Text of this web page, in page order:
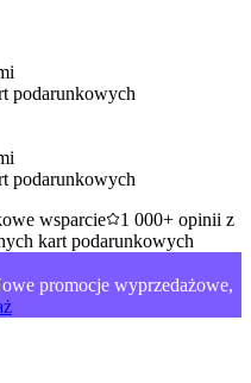
podarunkowych
podarunkowych
wsparcie
1 000+ opinii z
kart podarunkowych
promocje wyprzedażowe,